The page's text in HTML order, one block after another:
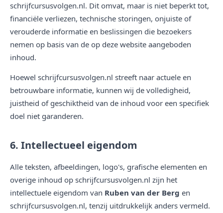
schrijfcursusvolgen.nl. Dit omvat, maar is niet beperkt tot,
financiële verliezen, technische storingen, onjuiste of
verouderde informatie en beslissingen die bezoekers
nemen op basis van de op deze website aangeboden
inhoud.
Hoewel schrijfcursusvolgen.nl streeft naar actuele en
betrouwbare informatie, kunnen wij de volledigheid,
juistheid of geschiktheid van de inhoud voor een specifiek
doel niet garanderen.
6. Intellectueel eigendom
Alle teksten, afbeeldingen, logo's, grafische elementen en
overige inhoud op schrijfcursusvolgen.nl zijn het
intellectuele eigendom van Ruben van der Berg en
schrijfcursusvolgen.nl, tenzij uitdrukkelijk anders vermeld.